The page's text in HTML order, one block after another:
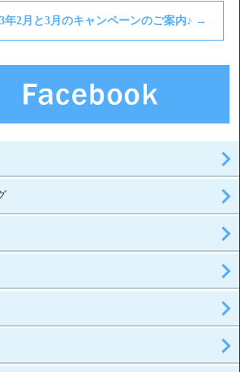
年2月と3月のキャンペーンのご案内♪ →